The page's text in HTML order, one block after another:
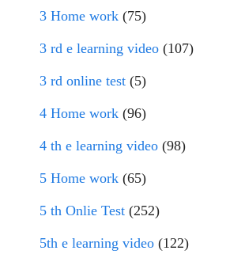
3 Home work (75)
3 rd e learning video (107)
3 rd online test (5)
4 Home work (96)
4 th e learning video (98)
5 Home work (65)
5 th Onlie Test (252)
5th e learning video (122)